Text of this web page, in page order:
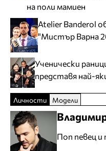
на поли мамиен
Atelier Banderol
"Мистър Варна
Ученически
представя най-
Личности Модели
Поп певец и